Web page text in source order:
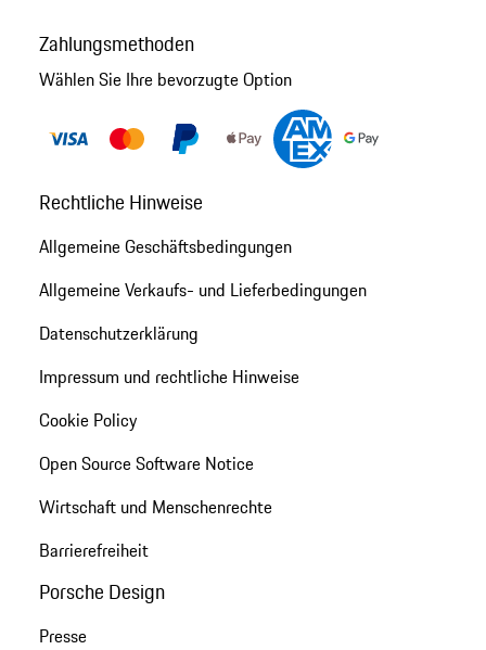
Zahlungsmethoden
Wählen Sie Ihre bevorzugte Option
Rechtliche Hinweise
Allgemeine Geschäftsbedingungen
Allgemeine Verkaufs- und Lieferbedingungen
Datenschutzerklärung
Impressum und rechtliche Hinweise
Cookie Policy
Open Source Software Notice
Wirtschaft und Menschenrechte
Barrierefreiheit
Porsche Design
Presse